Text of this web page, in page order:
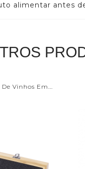
alimentar antes
Vinhos Em...